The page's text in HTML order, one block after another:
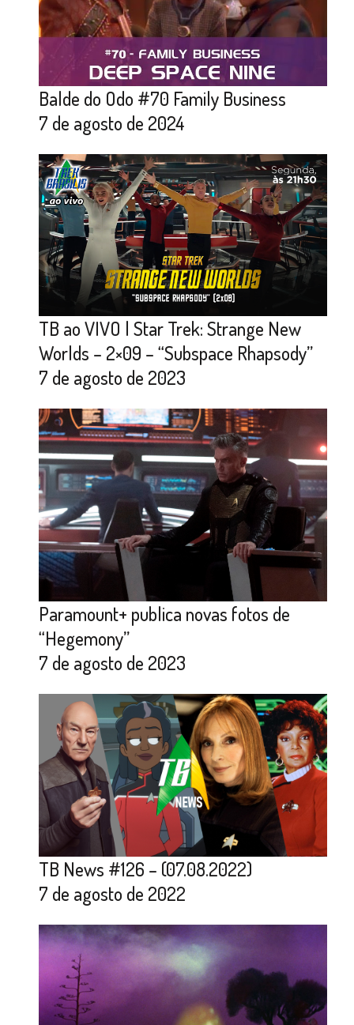
Balde do Odo #70 Family Business
7 de agosto de 2024
TB ao VIVO | Star Trek: Strange New
Worlds – 2×09 – “Subspace Rhapsody”
7 de agosto de 2023
Paramount+ publica novas fotos de
“Hegemony”
7 de agosto de 2023
TB News #126 – (07.08.2022)
7 de agosto de 2022